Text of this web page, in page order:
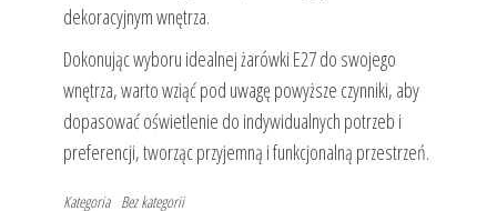
dekoracyjnym wnętrza.
Dokonując wyboru idealnej żarówki E27 do swojego
wnętrza, warto wziąć pod uwagę powyższe czynniki, aby
dopasować oświetlenie do indywidualnych potrzeb i
preferencji, tworząc przyjemną i funkcjonalną przestrzeń.
Kategoria Bez kategorii